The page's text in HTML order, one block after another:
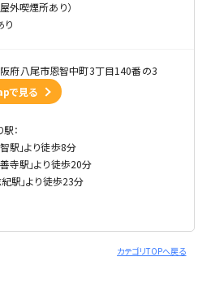
外喫煙所あり）
府八尾市恩智中町3丁目140番の3
で見る
：
駅」より徒歩8分
寺駅」より徒歩20分
駅」より徒歩23分
カテゴリTOPへ戻る